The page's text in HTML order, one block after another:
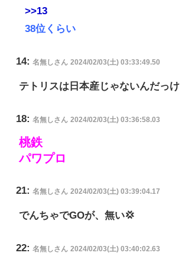
>>13
38位くらい
14: 名無しさん 2024/02/03(土) 03:33:49.50
テトリスは日本産じゃないんだっけ
18: 名無しさん 2024/02/03(土) 03:36:58.03
桃鉄
パワプロ
21: 名無しさん 2024/02/03(土) 03:39:04.17
でんちゃでGOが、無い💢
22: 名無しさん 2024/02/03(土) 03:40:02.63